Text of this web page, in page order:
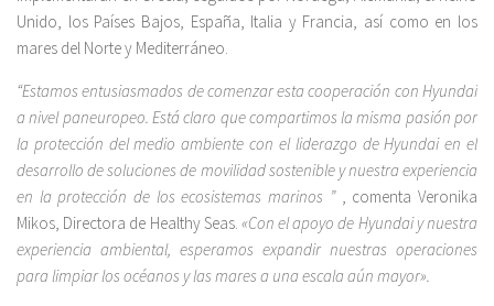
Unido, los Países Bajos, España, Italia y Francia, así como en los
mares del Norte y Mediterráneo.
“Estamos entusiasmados de comenzar esta cooperación con Hyundai
a nivel paneuropeo. Está claro que compartimos la misma pasión por
la protección del medio ambiente con el liderazgo de Hyundai en el
desarrollo de soluciones de movilidad sostenible y nuestra experiencia
en la protección de los ecosistemas marinos ”, comenta Veronika
Mikos, Directora de Healthy Seas. «Con el apoyo de Hyundai y nuestra
experiencia ambiental, esperamos expandir nuestras operaciones
para limpiar los océanos y las mares a una escala aún mayor».